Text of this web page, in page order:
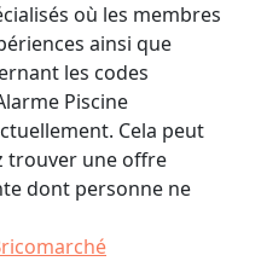
où les membres
ainsi que
les codes
Piscine
Cela peut
trouver une offre
dont personne ne